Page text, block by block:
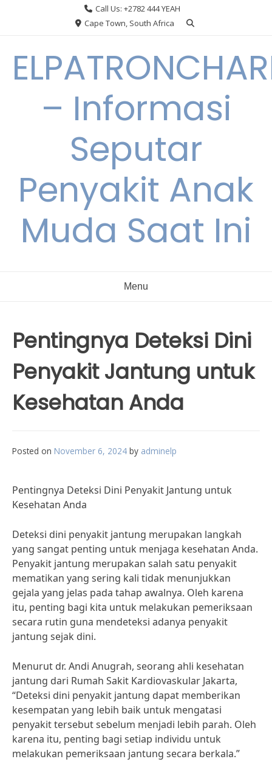
Call Us: +2782 444 YEAH
Cape Town, South Africa
– Informasi
Seputar
Penyakit Anak
Muda Saat Ini
Menu
Pentingnya Deteksi Dini
Penyakit Jantung untuk
Kesehatan Anda
Posted on November 6, 2024 by adminelp
Pentingnya Deteksi Dini Penyakit Jantung untuk
Kesehatan Anda
Deteksi dini penyakit jantung merupakan langkah
yang sangat penting untuk menjaga kesehatan Anda.
Penyakit jantung merupakan salah satu penyakit
mematikan yang sering kali tidak menunjukkan
gejala yang jelas pada tahap awalnya. Oleh karena
itu, penting bagi kita untuk melakukan pemeriksaan
secara rutin guna mendeteksi adanya penyakit
jantung sejak dini.
Menurut dr. Andi Anugrah, seorang ahli kesehatan
jantung dari Rumah Sakit Kardiovaskular Jakarta,
“Deteksi dini penyakit jantung dapat memberikan
kesempatan yang lebih baik untuk mengatasi
penyakit tersebut sebelum menjadi lebih parah. Oleh
karena itu, penting bagi setiap individu untuk
melakukan pemeriksaan jantung secara berkala.”